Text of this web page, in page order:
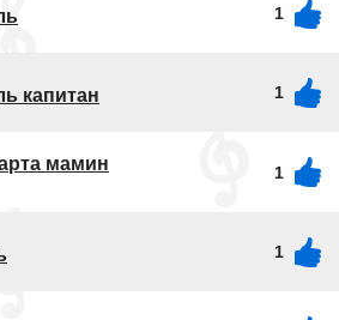
1
капитан 1
мамин
1
1